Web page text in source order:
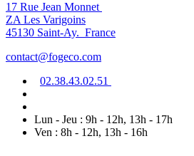
17 Rue Jean Monnet
ZA Les Varigoins
45130 Saint-Ay. France
contact@fogeco.com
02.38.43.02.51
Lun - Jeu : 9h - 12h, 13h - 17h
Ven : 8h - 12h, 13h - 16h